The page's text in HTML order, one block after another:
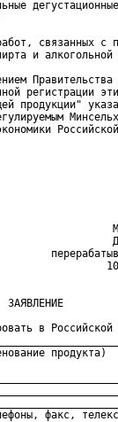
связанных с
и алкогольной
Правительства
регистрации
продукции"
Российской
факс, телекс